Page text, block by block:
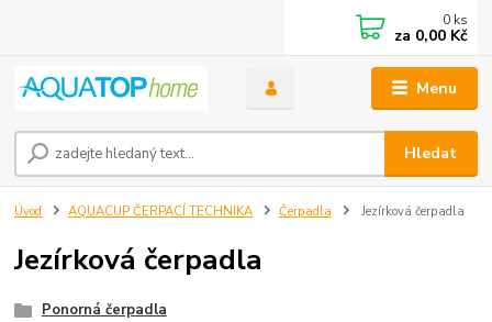
Menu
Hledat
0 ks
za 0,00 Kč
Úvod AQUACUP ČERPACÍ TECHNIKA Čerpadla Jezírková čerpadla
Jezírková čerpadla
Ponorná čerpadla